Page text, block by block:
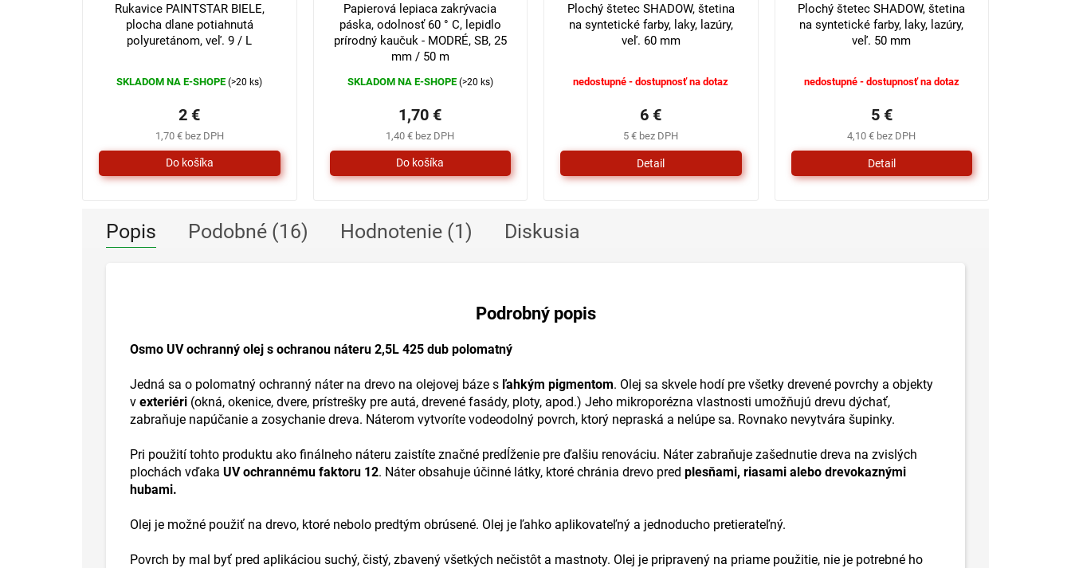
Rukavice PAINTSTAR BIELE,
plocha dlane potiahnutá
polyuretánom, veľ. 9 / L
SKLADOM NA E-SHOPE(>20 ks)
1,70 € bez DPH
2 €
Papierová lepiaca zakrývacia
páska, odolnosť 60 ° C, lepidlo
prírodný kaučuk - MODRÉ, SB, 25
mm / 50 m
SKLADOM NA E-SHOPE (>20 ks)
1,40 € bez DPH
1,70 €
Plochý štetec SHADOW, štetina
na syntetické farby, laky, lazúry,
veľ. 60 mm
nedostupné - dostupnosť na dotaz
5 € bez DPH
6 €
Detail
Plochý štetec SHADOW, štetina
na syntetické farby, laky, lazúry,
veľ. 50 mm
nedostupné - dostupnosť na dotaz
4,10 € bez DPH
5 €
Detail
Popis Podobné (16) Hodnotenie (1) Diskusia
Podrobný popis
Osmo UV ochranný olej s ochranou náteru 2,5L 425 dub polomatný
Jedná sa o polomatný ochranný náter na drevo na olejovej báze s ľahkým pigmentom. Olej sa skvele hodí pre všetky drevené povrchy a objekty
v exteriéri (okná, okenice, dvere, prístrešky pre autá, drevené fasády, ploty, apod.) Jeho mikroporézna vlastnosti umožňujú drevu dýchať,
zabraňuje napúčanie a zosychanie dreva. Náterom vytvoríte vodeodolný povrch, ktorý nepraská a nelúpe sa. Rovnako nevytvára šupinky.
Pri použití tohto produktu ako finálneho náteru zaistíte značné predĺženie pre ďalšiu renováciu. Náter zabraňuje zašednutie dreva na zvislých
plochách vďaka UV ochrannému faktoru 12. Náter obsahuje účinné látky, ktoré chránia drevo pred plesňami, riasami alebo drevokaznými
hubami.
Olej je možné použiť na drevo, ktoré nebolo predtým obrúsené. Olej je ľahko aplikovateľný a jednoducho pretierateľný.
Povrch by mal byť pred aplikáciou suchý, čistý, zbavený všetkých nečistôt a mastnoty. Olej je pripravený na priame použitie, nie je potrebné ho